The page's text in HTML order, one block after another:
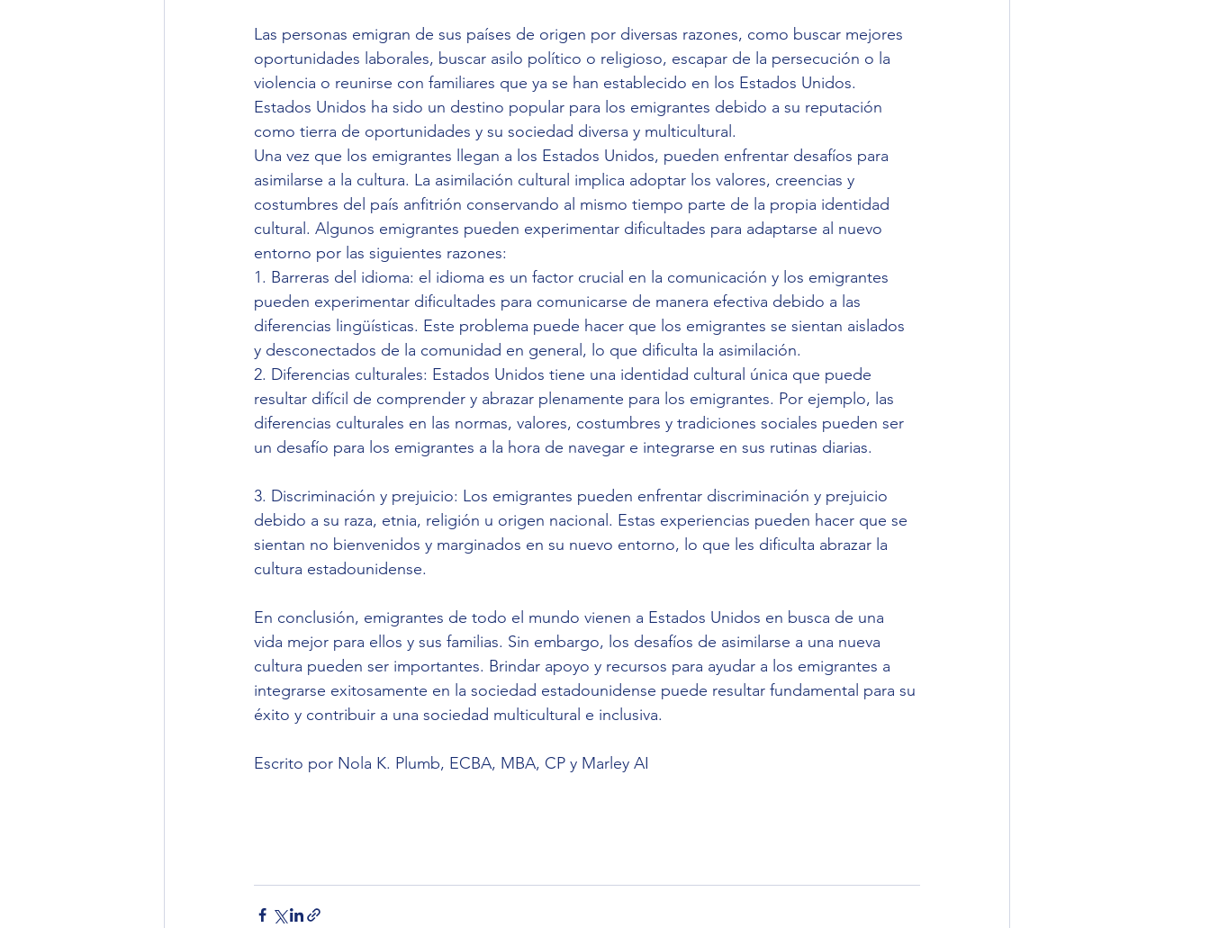
Las personas emigran de sus países de origen por diversas razones, como buscar mejores
oportunidades laborales, buscar asilo político o religioso, escapar de la persecución o la
violencia o reunirse con familiares que ya se han establecido en los Estados Unidos.
Estados Unidos ha sido un destino popular para los emigrantes debido a su reputación
como tierra de oportunidades y su sociedad diversa y multicultural.
Una vez que los emigrantes llegan a los Estados Unidos, pueden enfrentar desafíos para
asimilarse a la cultura. La asimilación cultural implica adoptar los valores, creencias y
costumbres del país anfitrión conservando al mismo tiempo parte de la propia identidad
cultural. Algunos emigrantes pueden experimentar dificultades para adaptarse al nuevo
entorno por las siguientes razones:
1. Barreras del idioma: el idioma es un factor crucial en la comunicación y los emigrantes
pueden experimentar dificultades para comunicarse de manera efectiva debido a las
diferencias lingüísticas. Este problema puede hacer que los emigrantes se sientan aislados
y desconectados de la comunidad en general, lo que dificulta la asimilación.
2. Diferencias culturales: Estados Unidos tiene una identidad cultural única que puede
resultar difícil de comprender y abrazar plenamente para los emigrantes. Por ejemplo, las
diferencias culturales en las normas, valores, costumbres y tradiciones sociales pueden ser
un desafío para los emigrantes a la hora de navegar e integrarse en sus rutinas diarias.
3. Discriminación y prejuicio: Los emigrantes pueden enfrentar discriminación y prejuicio
debido a su raza, etnia, religión u origen nacional. Estas experiencias pueden hacer que se
sientan no bienvenidos y marginados en su nuevo entorno, lo que les dificulta abrazar la
cultura estadounidense.
En conclusión, emigrantes de todo el mundo vienen a Estados Unidos en busca de una
vida mejor para ellos y sus familias. Sin embargo, los desafíos de asimilarse a una nueva
cultura pueden ser importantes. Brindar apoyo y recursos para ayudar a los emigrantes a
integrarse exitosamente en la sociedad estadounidense puede resultar fundamental para su
éxito y contribuir a una sociedad multicultural e inclusiva.
Escrito por Nola K. Plumb, ECBA, MBA, CP y Marley AI